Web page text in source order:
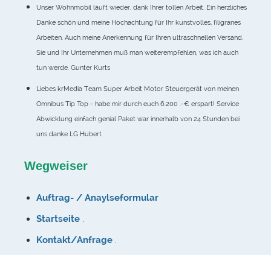
Unser Wohnmobil läuft wieder, dank Ihrer tollen Arbeit. Ein herzliches
Danke schön und meine Hochachtung für Ihr kunstvolles, filigranes
Arbeiten. Auch meine Anerkennung für Ihren ultraschnellen Versand.
Sie und Ihr Unternehmen muß man weiterempfehlen, was ich auch
tun werde. Gunter Kurts
Liebes krMedia Team Super Arbeit Motor Steuergerät von meinen
Omnibus Tip Top - habe mir durch euch 6.200 .-€ erspart! Service
Abwicklung einfach genial Paket war innerhalb von 24 Stunden bei
uns danke LG Hubert
Wegweiser
Auftrag- / Anaylseformular
Startseite .
Kontakt/Anfrage .